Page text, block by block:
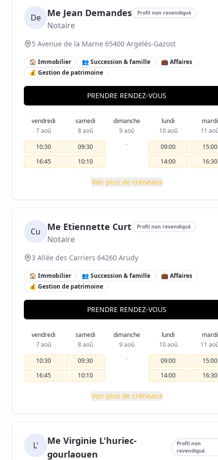
De Me Jean Demandes Profil non revendiqué
Notaire
5 Avenue de la Marne 65400 Argelès-Gazost
🏠 Immobilier 👥 Succession & famille
💼 Affaires
💰 Gestion de patrimoine
PRENDRE RENDEZ-VOUS
vendredi
7 aoû
10:30
16:45
samedi
8 aoû
09:30
10:10
dimanche
9 aoû
-
lundi
10 aoû
09:00
14:00
mardi
11
15:00
16:30
Voir plus de créneaux
Cu Me Etiennette Curt Profil non revendiqué
Notaire
3 Allée des Carriers 64260 Arudy
🏠 Immobilier 👥 Succession & famille
💼 Affaires
💰 Gestion de patrimoine
PRENDRE RENDEZ-VOUS
vendredi
7 aoû
10:30
16:45
samedi
8 aoû
09:30
10:10
dimanche
9 aoû
-
lundi
10 aoû
09:00
14:00
mardi
11
15:00
16:30
Voir plus de créneaux
L'
Me Virginie L'huriec-
gourlaouen
Profil non
revendiqué